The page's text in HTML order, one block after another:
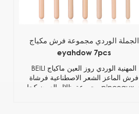
الجملة الوردي مجموعة فرش مكياج
eyahdow 7pcs
BEILI المهنية الوردي روز العين ماكياج
فرش الماعز الشعر الاصطناعية فرشاة
مجموعة ظلال العيون كحل pinceaux دي